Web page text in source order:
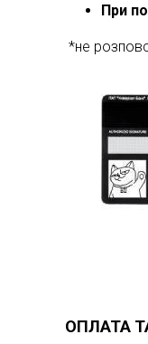
При
*не
ОПЛАТА